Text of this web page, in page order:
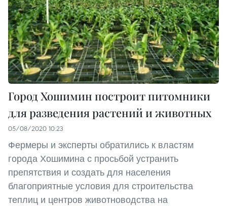
Город Хошимин построит питомники
для разведения растений и животных
05/08/2020 10:23
Фермеры и эксперты обратились к властям
города Хошимина с просьбой устранить
препятствия и создать для населения
благоприятные условия для строительства
теплиц и центров животноводства на